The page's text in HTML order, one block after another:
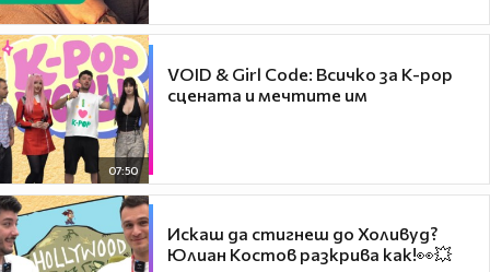
07:50
VOID & Girl Code: Всичко за K-pop
сцената и мечтите им
Искаш да стигнеш до Холивуд?
Юлиан Костов разкрива как!👀💥